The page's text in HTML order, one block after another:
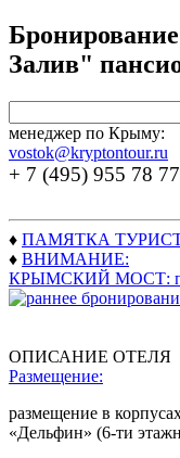
Залив"
менеджер по Крыму:
vostok@kryptontour.ru
+ 7 (495) 955 78 77
♦ ПАМЯТКА
♦ ВНИМАНИЕ:
КРЫМСКИЙ МОСТ:
ОПИСАНИЕ ОТЕЛЯ
Размещение:
размещение в
«Дельфин» (6-ти